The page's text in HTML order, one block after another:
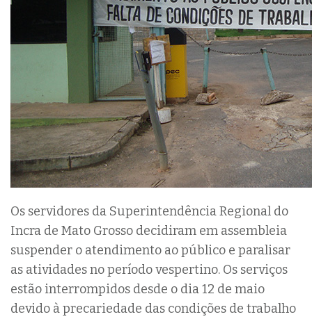
Os servidores da Superintendência Regional do
Incra de Mato Grosso decidiram em assembleia
suspender o atendimento ao público e paralisar
as atividades no período vespertino. Os serviços
estão interrompidos desde o dia 12 de maio
devido à precariedade das condições de trabalho